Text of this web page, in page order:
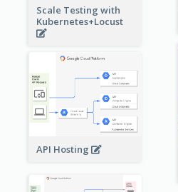
Scale Testing with
Kubernetes+Locust
API Hosting